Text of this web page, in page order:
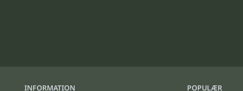
INFORMATION POPULÆR